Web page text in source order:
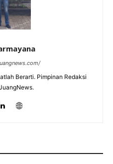
Berarti. Pimpinan Redaksi